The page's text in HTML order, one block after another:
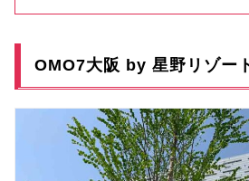
OMO7大阪 by 星野リゾー